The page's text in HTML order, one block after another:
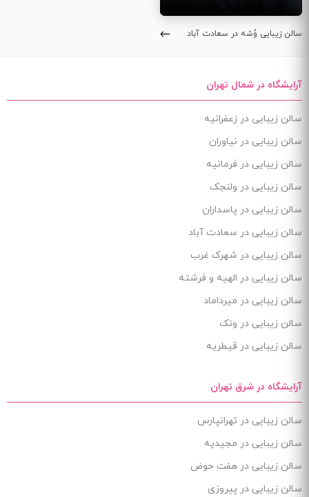
سالن زیبایی وُشه در سعادت آباد
آرایشگاه در شمال تهران
سالن زیبایی در زعفرانیه
سالن زیبایی در نیاوران
سالن زیبایی در فرمانیه
سالن زیبایی در ولنجک
سالن زیبایی در پاسداران
سالن زیبایی در سعادت آباد
سالن زیبایی در شهرک غرب
سالن زیبایی در الهیه و فرشته
سالن زیبایی در میرداماد
سالن زیبایی در ونک
سالن زیبایی در قیطریه
آرایشگاه در شرق تهران
سالن زیبایی در تهرانپارس
سالن زیبایی در مجیدیه
سالن زیبایی در هفت حوض
سالن زیبایی در پیروزی